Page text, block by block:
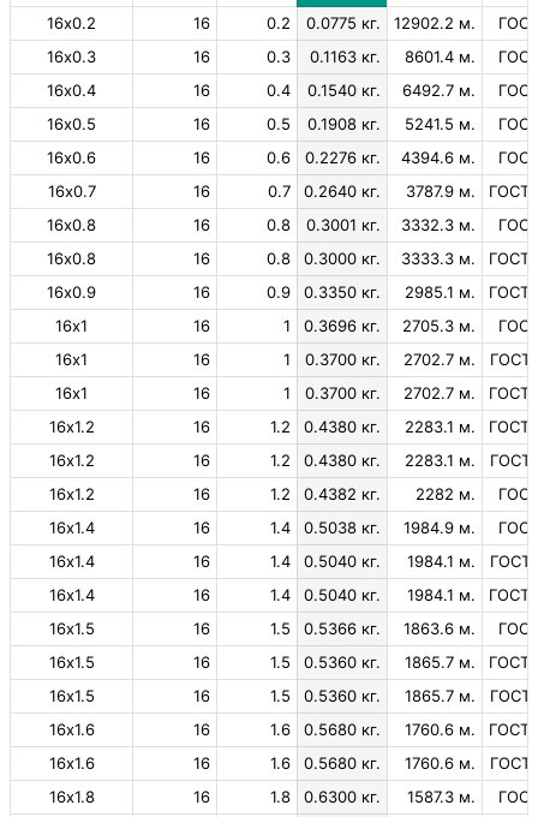
16х0.2 16 0.2 0.0775 кг. 12902.2 м.
16х0.3
16 0.3 0.1163 кг. 8601.4 м.
16х0.4
16 0.4 0.1540 кг. 6492.7 м.
16х0.5
16 0.5 0.1908 кг. 5241.5 м.
16х0.6
16 0.6 0.2276 кг. 4394.6 м.
16х0.7
16 0.7 0.2640 кг. 3787.9 м.
ГОСТ
16х0.8
16 0.8 0.3001 кг. 3332.3 м.
16х0.8
16 0.8 0.3000 кг. 3333.3 м.
ГОСТ
16х0.9
16 0.9 0.3350 кг. 2985.1 м.
ГОСТ
16х1
16 1 0.3696 кг. 2705.3 м.
16х1
16 1 0.3700 кг. 2702.7 м.
ГОСТ
16х1
16 1 0.3700 кг. 2702.7 м.
ГОСТ
16х1.2
16 1.2 0.4380 кг. 2283.1 м.
ГОСТ
16х1.2
16 1.2 0.4380 кг. 2283.1 м.
ГОСТ
16х1.2
16 1.2 0.4382 кг. 2282 м.
16х1.4
16 1.4 0.5038 кг. 1984.9 м.
16х1.4
16 1.4 0.5040 кг. 1984.1 м.
ГОСТ
16х1.4
16 1.4 0.5040 кг. 1984.1 м.
ГОСТ
16х1.5
16 1.5 0.5366 кг. 1863.6 м.
16х1.5
16 1.5 0.5360 кг. 1865.7 м.
ГОСТ
16х1.5
16 1.5 0.5360 кг. 1865.7 м.
ГОСТ
16х1.6
16 1.6 0.5680 кг. 1760.6 м.
ГОСТ
16х1.6
16 1.6 0.5680 кг. 1760.6 м.
ГОСТ
16х1.8
16 1.8 0.6300 кг. 1587.3 м.